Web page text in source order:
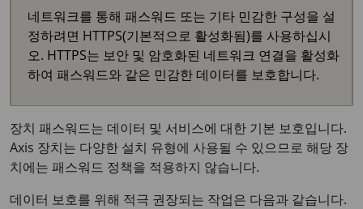
네트워크를 통해 패스워드 또는 기타 민감한 구성을 설
정하려면 HTTPS(기본적으로 활성화됨)를 사용하십시
오. HTTPS는 보안 및 암호화된 네트워크 연결을 활성화
하여 패스워드와 같은 민감한 데이터를 보호합니다.
장치 패스워드는 데이터 및 서비스에 대한 기본 보호입니다.
Axis 장치는 다양한 설치 유형에 사용될 수 있으므로 해당 장
치에는 패스워드 정책을 적용하지 않습니다.
데이터 보호를 위해 적극 권장되는 작업은 다음과 같습니다.